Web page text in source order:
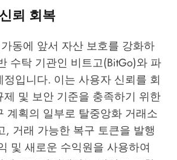
뢰 회복
동에 앞서 자산 보호를 강화하
수탁 기관인 비트고(BitGo)와 파
입니다. 이는 사용자 신뢰를 회
및 보안 기준을 충족하기 위한
계획의 일부로 탈중앙화 거래소
, 거래 가능한 복구 토큰을 발행
및 새로운 수익원을 사용하여